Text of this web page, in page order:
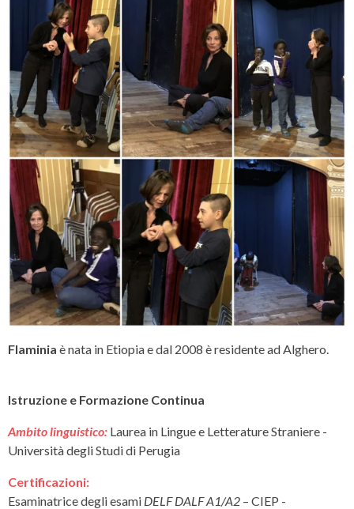
Flaminia è nata in Etiopia e dal 2008 è residente ad Alghero.
Istruzione e Formazione Continua
Ambito linguistico: Laurea in Lingue e Letterature Straniere -
Università degli Studi di Perugia
Certificazioni:
Esaminatrice degli esami DELF DALF A1/A2 – CIEP -